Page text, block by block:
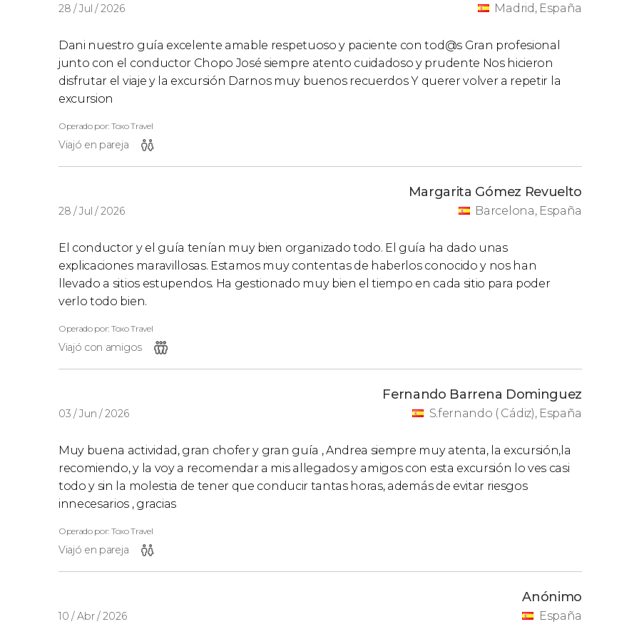
28 / Jul / 2026 Madrid, España
Dani nuestro guía excelente amable respetuoso y paciente con tod@s Gran profesional
junto con el conductor Chopo José siempre atento cuidadoso y prudente Nos hicieron
disfrutar el viaje y la excursión Darnos muy buenos recuerdos Y querer volver a repetir la
excursion
Operado por: Toxo Travel
Viajó en pareja
28 / Jul / 2026
Margarita Gómez Revuelto
Barcelona, España
El conductor y el guía tenían muy bien organizado todo. El guía ha dado unas
explicaciones maravillosas. Estamos muy contentas de haberlos conocido y nos han
llevado a sitios estupendos. Ha gestionado muy bien el tiempo en cada sitio para poder
verlo todo bien.
Operado por: Toxo Travel
Viajó con amigos
03 / Jun / 2026
Fernando Barrena Dominguez
S.fernando ( Cádiz), España
Muy buena actividad, gran chofer y gran guía , Andrea siempre muy atenta, la excursión,la
recomiendo, y la voy a recomendar a mis allegados y amigos con esta excursión lo ves casi
todo y sin la molestia de tener que conducir tantas horas, además de evitar riesgos
innecesarios , gracias
Operado por: Toxo Travel
Viajó en pareja
10 / Abr / 2026
Anónimo
España